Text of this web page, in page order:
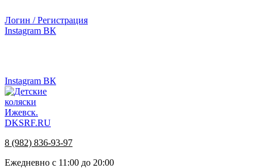
Логин / Регистрация
Instagram ВК
Instagram ВК
8 (982) 836-93-97
Ежедневно с 11:00 до 20:00